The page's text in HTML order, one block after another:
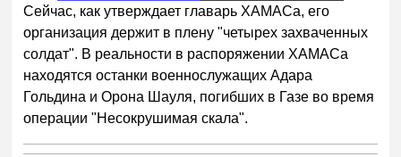
1
Сейчас, как утверждает главарь ХАМАСа, его
организация держит в плену "четырех захваченных
солдат". В реальности в распоряжении ХАМАСа
находятся останки военнослужащих Адара
Гольдина и Орона Шауля, погибших в Газе во время
операции "Несокрушимая скала".